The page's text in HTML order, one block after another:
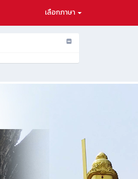
เลือกภาษา